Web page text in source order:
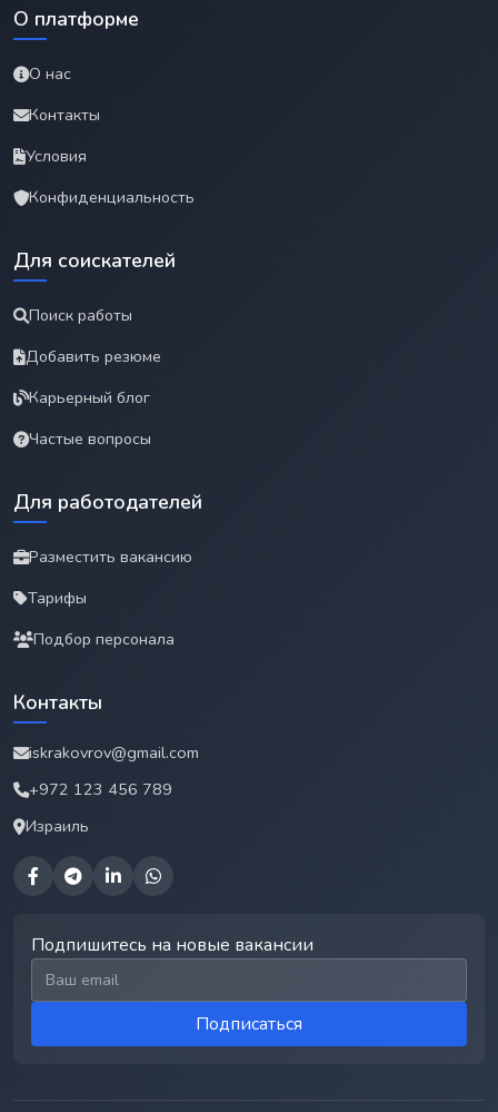
О платформе
О нас
Контакты
Условия
Конфиденциальность
Для соискателей
Поиск работы
Добавить резюме
Карьерный блог
Частые вопросы
Для работодателей
Разместить вакансию
Тарифы
Подбор персонала
Контакты
iskrakovrov@gmail.com
+972 123 456 789
Израиль
Подпишитесь на новые вакансии
Email для подписки
Подписаться